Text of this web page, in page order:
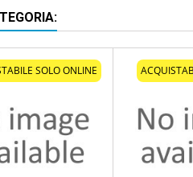
SOLO ONLINE